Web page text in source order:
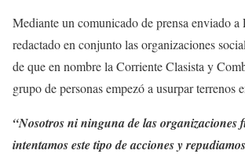
Mediante un comunicado de prensa enviado
redactado en conjunto las organizaciones
de que en nombre la Corriente Clasista y
grupo de personas empezó a usurpar terrenos
“Nosotros ni ninguna de las organizaciones
intentamos este tipo de acciones y